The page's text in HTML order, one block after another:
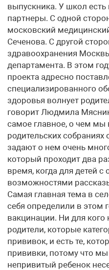
выпускника. У школ
партнеры. С одной
московский
Сеченова. С другой
здравоохранения
департамента. В этом
проекта адресно
специализированного
здоровья волнует
говорит Людмила
самое главное, о чем мы
родительских
задают о нем очень
который проходит два
время, когда для детей
возможностями
Самая главная тема в
себя определили в этом
вакцинации. Ни для кого
родители, которые
прививок, и есть те,
прививки, потому что
непривитый ребенок